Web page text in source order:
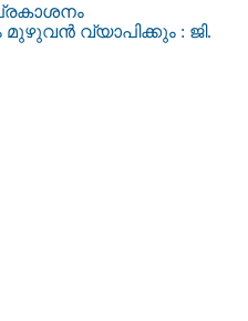
വ്യാപിക്കും : ജി.